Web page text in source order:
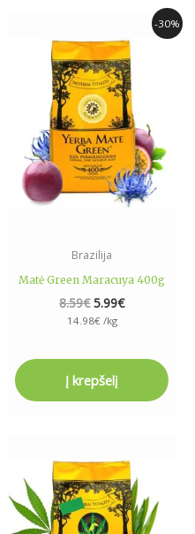
-30%
Brazilija
Matė Green Maracuya 400g
8.59€
was:
8.59€.
5.99€
Current
is:
5.99€.
14.98€/kg
Į krepšelį